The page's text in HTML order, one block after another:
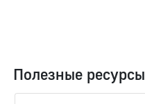
Полезные ресурсы